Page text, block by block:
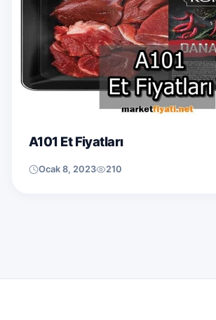
A101 Et Fiyatları
Ocak 8, 2023 210